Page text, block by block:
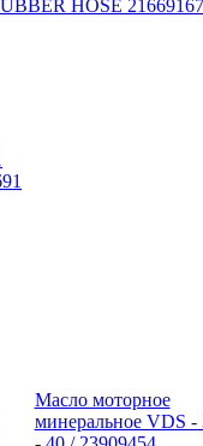
Масло моторное
минеральное VDS -